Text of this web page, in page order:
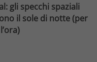
gli specchi spaziali
il sole di notte (per